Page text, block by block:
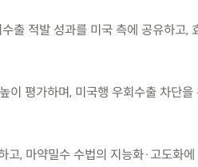
출 적발 성과를 미국 측에 공유하고,
이 평가하며, 미국행 우회수출 차단을
, 마약밀수 수법의 지능화·고도화에